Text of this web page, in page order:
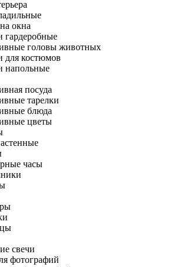
окна
гардеробные
головы животных
для костюмов
напольные
посуда
тарелки
блюда
цветы
часы
свечи
фотографий